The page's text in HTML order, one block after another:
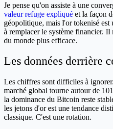
Je pense qu'on assiste à une
valeur refuge expliqué et la façon
géopolitique, mais l'or tokenisé
à remplacer le système financier.
du monde plus efficace.
Les données derrière
Les chiffres sont difficiles à
marché global tourne autour de
la dominance du Bitcoin reste
les jetons d'or est une tendance
classique. C'est une rotation.